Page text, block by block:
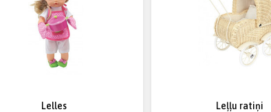
Lelles Leļļu ratiņi